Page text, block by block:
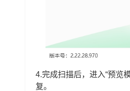
4.完成扫描后，进入“预览
复。